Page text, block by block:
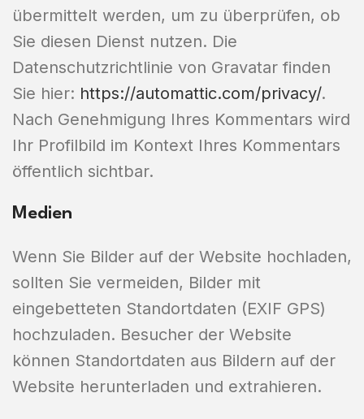
übermittelt werden, um zu überprüfen, ob
Sie diesen Dienst nutzen. Die
Datenschutzrichtlinie von Gravatar finden
Sie hier: https://automattic.com/privacy/.
Nach Genehmigung Ihres Kommentars wird
Ihr Profilbild im Kontext Ihres Kommentars
öffentlich sichtbar.
Medien
Wenn Sie Bilder auf der Website hochladen,
sollten Sie vermeiden, Bilder mit
eingebetteten Standortdaten (EXIF GPS)
hochzuladen. Besucher der Website
können Standortdaten aus Bildern auf der
Website herunterladen und extrahieren.